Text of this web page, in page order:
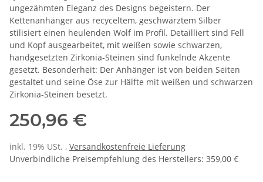
ungezähmten Eleganz des Designs begeistern. Der
Kettenanhänger aus recyceltem, geschwärztem Silber
stilisiert einen heulenden Wolf im Profil. Detailliert sind Fell
und Kopf ausgearbeitet, mit weißen sowie schwarzen,
handgesetzten Zirkonia-Steinen sind funkelnde Akzente
gesetzt. Besonderheit: Der Anhänger ist von beiden Seiten
gestaltet und seine Öse zur Hälfte mit weißen und schwarzen
Zirkonia-Steinen besetzt.
250,96 €
inkl. 19% USt. , Versandkostenfreie Lieferung
Unverbindliche Preisempfehlung des Herstellers: 359,00 €